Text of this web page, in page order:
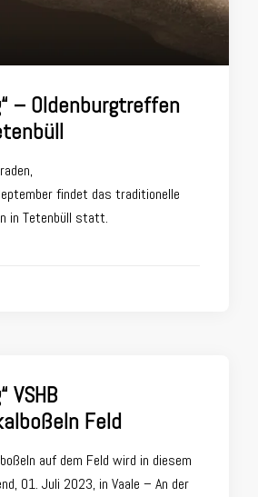
– Oldenburgtreffen
findet das traditionelle
in Tetenbüll statt.
VSHB
Feld
auf dem Feld wird in diesem
01. Juli 2023, in Vaale – An der